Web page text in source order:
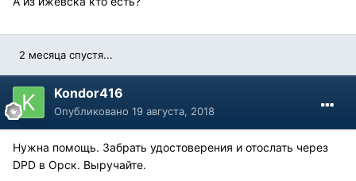
2 месяца спустя...
Kondor416
Опубликовано 19 августа, 2018
Нужна помощь. Забрать удостоверения и отослать через
DPD в Орск. Выручайте.